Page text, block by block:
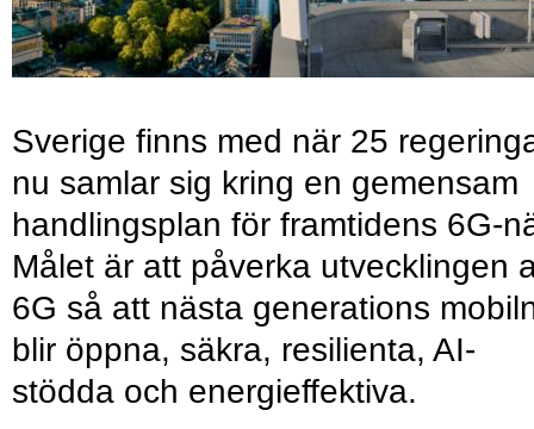
Sverige finns med när 25
nu samlar sig kring en gemensam
handlingsplan för framtidens 6G-
Målet är att påverka utvecklingen
6G så att nästa generations
blir öppna, säkra, resilienta, AI-
stödda och energieffektiva.